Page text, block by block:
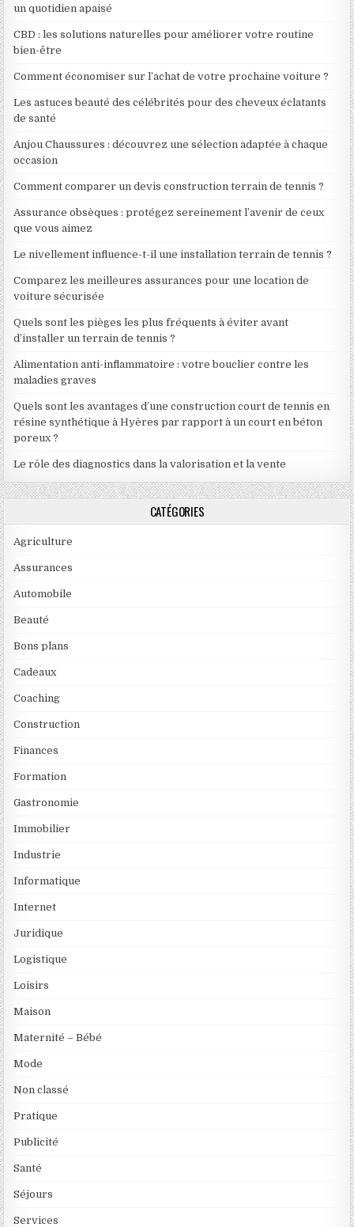
un quotidien apaisé
CBD : les solutions naturelles pour améliorer votre routine
bien-être
Comment économiser sur l’achat de votre prochaine voiture ?
Les astuces beauté des célébrités pour des cheveux éclatants
de santé
Anjou Chaussures : découvrez une sélection adaptée à chaque
occasion
Comment comparer un devis construction terrain de tennis ?
Assurance obsèques : protégez sereinement l’avenir de ceux
que vous aimez
Le nivellement influence-t-il une installation terrain de tennis ?
Comparez les meilleures assurances pour une location de
voiture sécurisée
Quels sont les pièges les plus fréquents à éviter avant
d’installer un terrain de tennis ?
Alimentation anti-inflammatoire : votre bouclier contre les
maladies graves
Quels sont les avantages d’une construction court de tennis en
résine synthétique à Hyères par rapport à un court en béton
poreux ?
Le rôle des diagnostics dans la valorisation et la vente
CATÉGORIES
Agriculture
Assurances
Automobile
Beauté
Bons plans
Cadeaux
Coaching
Construction
Finances
Formation
Gastronomie
Immobilier
Industrie
Informatique
Internet
Juridique
Logistique
Loisirs
Maison
Maternité – Bébé
Mode
Non classé
Pratique
Publicité
Santé
Séjours
Services